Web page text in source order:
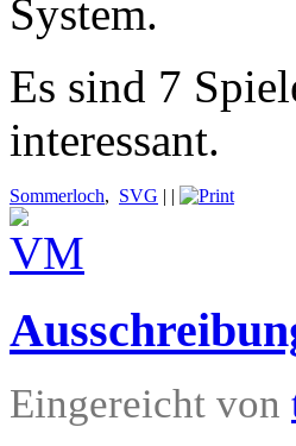
System.
Es sind 7
interessant.
Sommerloch, SVG
Eingereicht von